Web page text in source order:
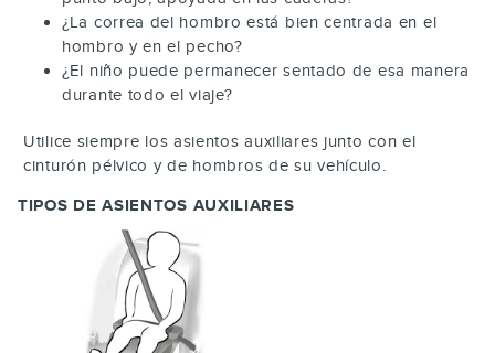
¿La correa del hombro está bien centrada en el
hombro y en el pecho?
¿El niño puede permanecer sentado de esa manera
durante todo el viaje?
Utilice siempre los asientos auxiliares junto con el
cinturón pélvico y de hombros de su vehículo.
TIPOS DE ASIENTOS AUXILIARES